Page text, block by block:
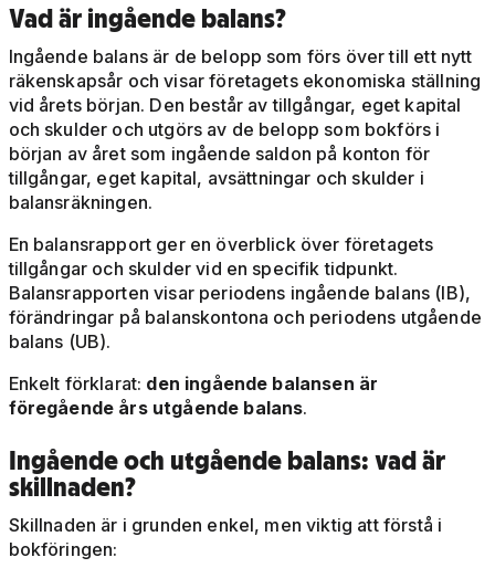
Vad är ingående balans?
Ingående balans är de belopp som förs över till ett nytt
räkenskapsår och visar företagets ekonomiska ställning
vid årets början. Den består av tillgångar, eget kapital
och skulder och utgörs av de belopp som bokförs i
början av året som ingående saldon på konton för
tillgångar, eget kapital, avsättningar och skulder i
balansräkningen.
En balansrapport ger en överblick över företagets
tillgångar och skulder vid en specifik tidpunkt.
Balansrapporten visar periodens ingående balans (IB),
förändringar på balanskontona och periodens utgående
balans (UB).
Enkelt förklarat: den ingående balansen är
föregående års utgående balans.
Ingående och utgående balans: vad är
skillnaden?
Skillnaden är i grunden enkel, men viktig att förstå i
bokföringen: